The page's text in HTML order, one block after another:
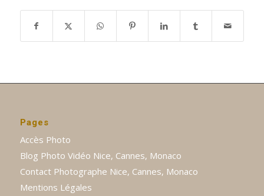
Pages
Accès Photo
Blog Photo Vidéo Nice, Cannes, Monaco
Contact Photographe Nice, Cannes, Monaco
Mentions Légales